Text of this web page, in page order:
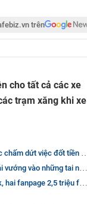
trên
cho tất cả các xe
trạm xăng khi xe
đốt tiền và tạo lợi nhuận
hay kiện cáo với khách hàng
và SpaceX chưa bao giờ bị xóa